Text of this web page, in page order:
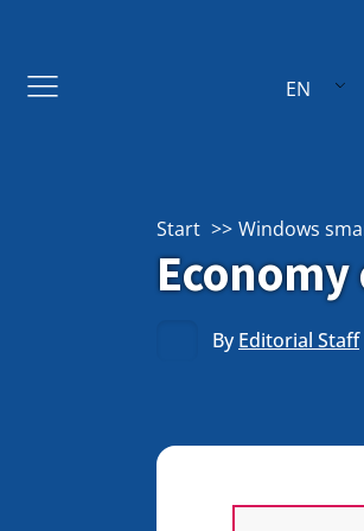
EN
Start Windows
ByEditorial Staff